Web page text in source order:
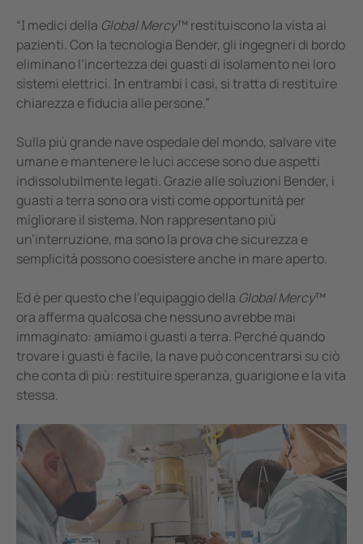
“I medici della Global Mercy™ restituiscono la vista ai
pazienti. Con la tecnologia Bender, gli ingegneri di bordo
eliminano l’incertezza dei guasti di isolamento nei loro
sistemi elettrici. In entrambi i casi, si tratta di restituire
chiarezza e fiducia alle persone.”
Sulla più grande nave ospedale del mondo, salvare vite
umane e mantenere le luci accese sono due aspetti
indissolubilmente legati. Grazie alle soluzioni Bender, i
guasti a terra sono ora visti come opportunità per
migliorare il sistema. Non rappresentano più
un’interruzione, ma sono la prova che sicurezza e
semplicità possono coesistere anche in mare aperto.
Ed è per questo che l’equipaggio della Global Mercy™
ora afferma qualcosa che nessuno avrebbe mai
immaginato: amiamo i guasti a terra. Perché quando
trovare i guasti è facile, la nave può concentrarsi su ciò
che conta di più: restituire speranza, guarigione e la vita
stessa.